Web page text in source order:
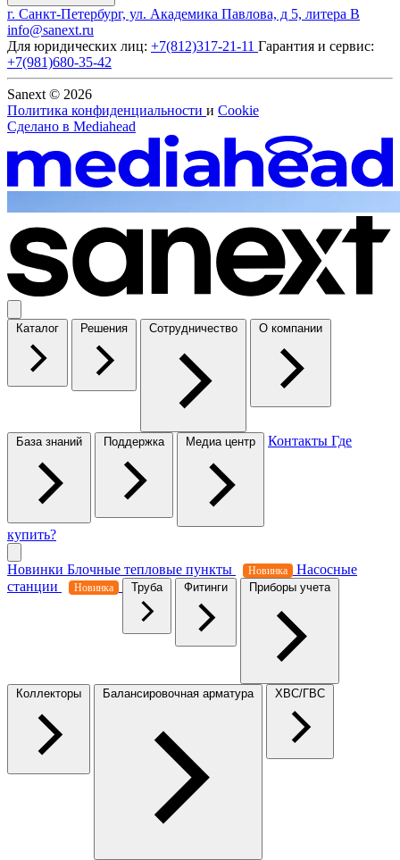
г. Санкт-Петербург, ул. Академика Павлова, д 5, литера В
info@sanext.ru
Для юридических лиц: +7(812)317-21-11 Гарантия и сервис:
+7(981)680-35-42
Sanext © 2026
Политика конфиденциальности и Cookie
Сделано в Mediahead
Каталог Решения Сотрудничество О компании
База знаний Поддержка Медиа центр Контакты Где
купить?
Новинки Блочные тепловые пункты Новинка
Насосные
станции
Новинка Труба Фитинги Приборы учета
Коллекторы Балансировочная арматура ХВС/ГВС